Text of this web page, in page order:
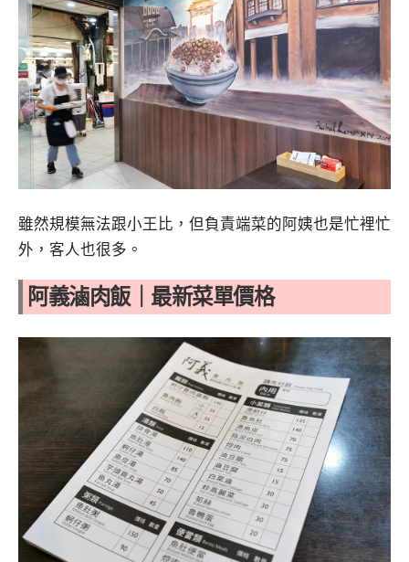
雖然規模無法跟小王比，但負責端菜的阿姨也是忙裡忙
外，客人也很多。
阿義滷肉飯｜最新菜單價格